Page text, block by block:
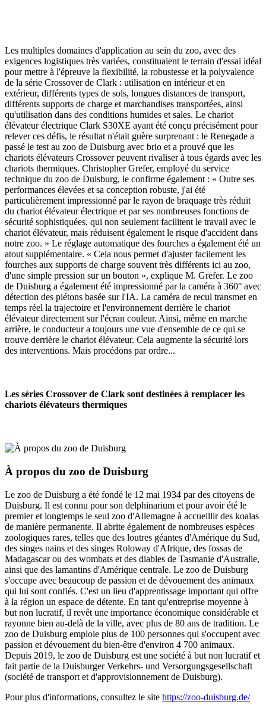
Les multiples domaines d'application au sein du zoo, avec des
exigences logistiques très variées, constituaient le terrain d'essai idéal
pour mettre à l'épreuve la flexibilité, la robustesse et la polyvalence
de la série Crossover de Clark : utilisation en intérieur et en
extérieur, différents types de sols, longues distances de transport,
différents supports de charge et marchandises transportées, ainsi
qu'utilisation dans des conditions humides et sales. Le chariot
élévateur électrique Clark S30XE ayant été conçu précisément pour
relever ces défis, le résultat n'était guère surprenant : le Renegade a
passé le test au zoo de Duisburg avec brio et a prouvé que les
chariots élévateurs Crossover peuvent rivaliser à tous égards avec les
chariots thermiques. Christopher Grefer, employé du service
technique du zoo de Duisburg, le confirme également : « Outre ses
performances élevées et sa conception robuste, j'ai été
particulièrement impressionné par le rayon de braquage très réduit
du chariot élévateur électrique et par ses nombreuses fonctions de
sécurité sophistiquées, qui non seulement facilitent le travail avec le
chariot élévateur, mais réduisent également le risque d'accident dans
notre zoo. » Le réglage automatique des fourches a également été un
atout supplémentaire. « Cela nous permet d'ajuster facilement les
fourches aux supports de charge souvent très différents ici au zoo,
d'une simple pression sur un bouton », explique M. Grefer. Le zoo
de Duisburg a également été impressionné par la caméra à 360° avec
détection des piétons basée sur l'IA. La caméra de recul transmet en
temps réel la trajectoire et l'environnement derrière le chariot
élévateur directement sur l'écran couleur. Ainsi, même en marche
arrière, le conducteur a toujours une vue d'ensemble de ce qui se
trouve derrière le chariot élévateur. Cela augmente la sécurité lors
des interventions. Mais procédons par ordre...
Les séries Crossover de Clark sont destinées à remplacer les
chariots élévateurs thermiques
À propos du zoo de Duisburg
Le zoo de Duisburg a été fondé le 12 mai 1934 par des citoyens de
Duisburg. Il est connu pour son delphinarium et pour avoir été le
premier et longtemps le seul zoo d'Allemagne à accueillir des koalas
de manière permanente. Il abrite également de nombreuses espèces
zoologiques rares, telles que des loutres géantes d'Amérique du Sud,
des singes nains et des singes Roloway d'Afrique, des fossas de
Madagascar ou des wombats et des diables de Tasmanie d'Australie,
ainsi que des lamantins d'Amérique centrale. Le zoo de Duisburg
s'occupe avec beaucoup de passion et de dévouement des animaux
qui lui sont confiés. C'est un lieu d'apprentissage important qui offre
à la région un espace de détente. En tant qu'entreprise moyenne à
but non lucratif, il revêt une importance économique considérable et
rayonne bien au-delà de la ville, avec plus de 80 ans de tradition. Le
zoo de Duisburg emploie plus de 100 personnes qui s'occupent avec
passion et dévouement du bien-être d'environ 4 700 animaux.
Depuis 2019, le zoo de Duisburg est une société à but non lucratif et
fait partie de la Duisburger Verkehrs- und Versorgungsgesellschaft
(société de transport et d'approvisionnement de Duisburg).
Pour plus d'informations, consultez le site https://zoo-duisburg.de/